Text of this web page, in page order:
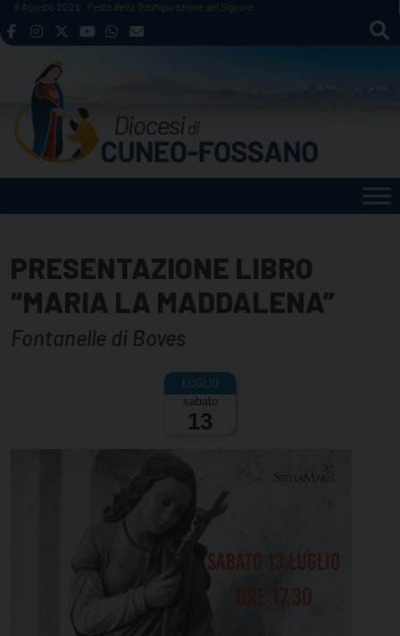
Skip
to
6 Agosto 2026 Festa della Trasfigurazione del Signore
PRESENTAZIONE LIBRO
“MARIA LA MADDALENA”
Fontanelle di Boves
sabato
13